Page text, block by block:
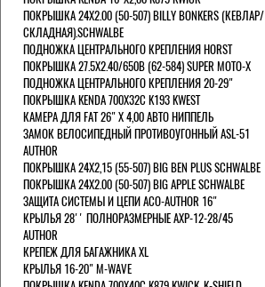
ПОКРЫШКА 24X2.00 (50-507) BILLY BONKERS (КЕВЛАР/
СКЛАДНАЯ).SCHWALBE
ПОДНОЖКА ЦЕНТРАЛЬНОГО КРЕПЛЕНИЯ HORST
ПОКРЫШКА 27.5X2.40/650B (62-584) SUPER MOTO-X
ПОДНОЖКА ЦЕНТРАЛЬНОГО КРЕПЛЕНИЯ 20-29"
ПОКРЫШКА KENDA 700Х32С K193 KWEST
КАМЕРА ДЛЯ FAT 26" X 4,00 АВТО НИППЕЛЬ
ЗАМОК ВЕЛОСИПЕДНЫЙ ПРОТИВОУГОННЫЙ ASL-51
AUTHOR
ПОКРЫШКА 24X2,15 (55-507) BIG BEN PLUS SCHWALBE
ПОКРЫШКА 24X2.00 (50-507) BIG APPLE SCHWALBE
ЗАЩИТА СИСТЕМЫ И ЦЕПИ ACO-AUTHOR 16"
КРЫЛЬЯ 28'' ПОЛНОРАЗМЕРНЫЕ AXP-12-28/45
AUTHOR
КРЕПЕЖ ДЛЯ БАГАЖНИКА XL
КРЫЛЬЯ 16-20" M-WAVE